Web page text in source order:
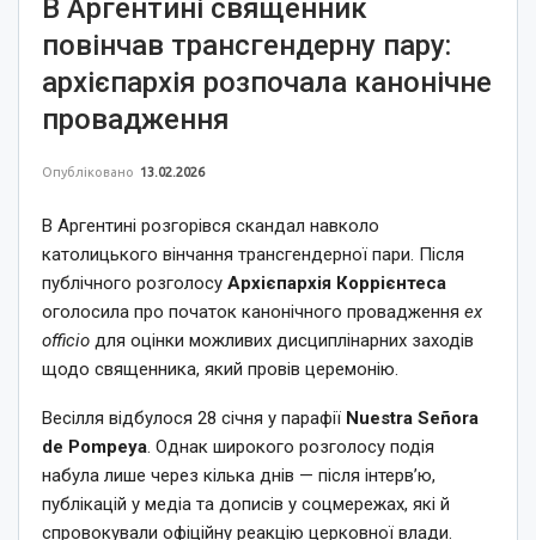
В Аргентині священник
повінчав трансгендерну пару:
архієпархія розпочала канонічне
провадження
Опубліковано 13.02.2026
В Аргентині розгорівся скандал навколо
католицького вінчання трансгендерної пари. Після
публічного розголосу Архієпархія Коррієнтеса
оголосила про початок канонічного провадження ex
officio для оцінки можливих дисциплінарних заходів
щодо священника, який провів церемонію.
Весілля відбулося 28 січня у парафії Nuestra Señora
de Pompeya. Однак широкого розголосу подія
набула лише через кілька днів — після інтерв’ю,
публікацій у медіа та дописів у соцмережах, які й
спровокували офіційну реакцію церковної влади.